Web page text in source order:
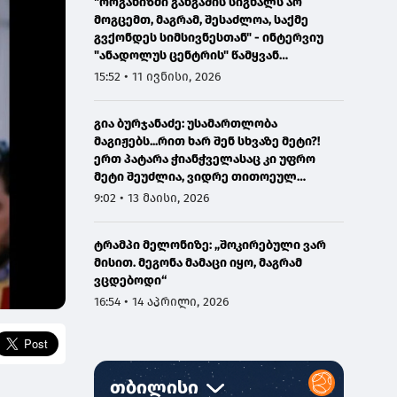
მოგცემთ, მაგრამ, შესაძლოა, საქმე
გვქონდეს სიმსივნესთან" - ინტერვიუ
"ანადოლუს ცენტრის" წამყვან
ონკოლოგთან
15:52 • 11 ივნისი, 2026
გია ბურჯანაძე: უსამართლობა
მაგიჟებს...რით ხარ შენ სხვაზე მეტი?!
ერთ პატარა ჭიანჭველასაც კი უფრო
მეტი შეუძლია, ვიდრე თითოეულ
ჩვენგანს...
9:02 • 13 მაისი, 2026
ტრამპი მელონიზე: „შოკირებული ვარ
მისით. მეგონა მამაცი იყო, მაგრამ
ვცდებოდი“
16:54 • 14 აპრილი, 2026